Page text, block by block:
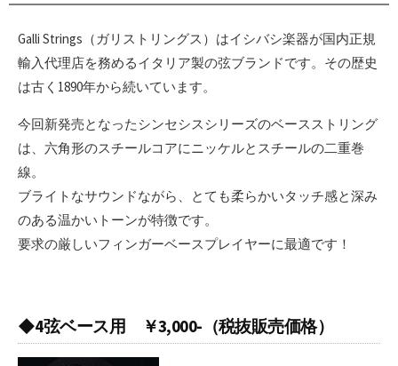
Galli Strings（ガリストリングス）はイシバシ楽器が国内正規
輸入代理店を務めるイタリア製の弦ブランドです。その歴史
は古く1890年から続いています。
今回新発売となったシンセシスシリーズのベースストリング
は、六角形のスチールコアにニッケルとスチールの二重巻
線。
ブライトなサウンドながら、とても柔らかいタッチ感と深み
のある温かいトーンが特徴です。
要求の厳しいフィンガーベースプレイヤーに最適です！
◆4弦ベース用 ￥3,000-（税抜販売価格）